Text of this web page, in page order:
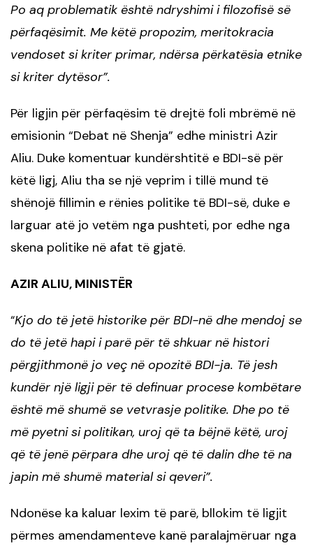
Po aq problematik është ndryshimi i filozofisë së
përfaqësimit. Me këtë propozim, meritokracia
vendoset si kriter primar, ndërsa përkatësia etnike
si kriter dytësor”.
Për ligjin për përfaqësim të drejtë foli mbrëmë në
emisionin “Debat në Shenja” edhe ministri Azir
Aliu. Duke komentuar kundërshtitë e BDI-së për
këtë ligj, Aliu tha se një veprim i tillë mund të
shënojë fillimin e rënies politike të BDI-së, duke e
larguar atë jo vetëm nga pushteti, por edhe nga
skena politike në afat të gjatë.
AZIR ALIU, MINISTËR
“Kjo do të jetë historike për BDI-në dhe mendoj se
do të jetë hapi i parë për të shkuar në histori
përgjithmonë jo veç në opozitë BDI-ja. Të jesh
kundër një ligji për të definuar procese kombëtare
është më shumë se vetvrasje politike. Dhe po të
më pyetni si politikan, uroj që ta bëjnë këtë, uroj
që të jenë përpara dhe uroj që të dalin dhe të na
japin më shumë material si qeveri”.
Ndonëse ka kaluar lexim të parë, bllokim të ligjit
përmes amendamenteve kanë paralajmëruar nga